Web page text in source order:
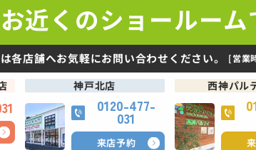
近くのショールーム
各店舗へお気軽にお問い合わせください。 [営業
神戸北店
0120-477-
031
来店予約
西神パル